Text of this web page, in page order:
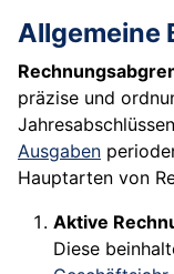
Allgemeine
präzise und
Ausgaben
Hauptarten von
Aktive
Diese